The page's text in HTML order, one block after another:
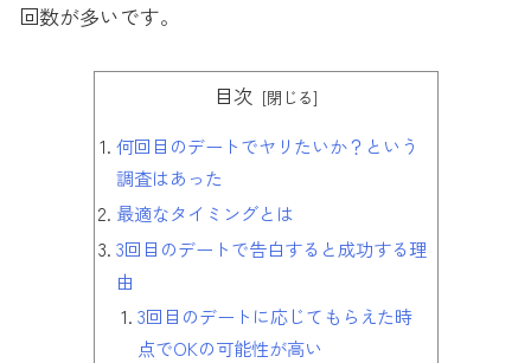
回数が多いです。
目次
何回目のデートでヤリたいか？という
調査はあった
最適なタイミングとは
3回目のデートで告白すると成功する理
由
3回目のデートに応じてもらえた時
点でOKの可能性が高い